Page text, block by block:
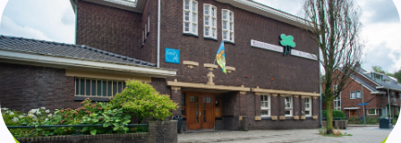
Gezonde school
Kinderopvang
BSO
Routebeschrijving